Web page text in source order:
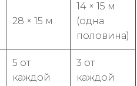
28 × 15 м
14 × 15 м
(одна
половина)
5 от
каждой
3 от
каждой